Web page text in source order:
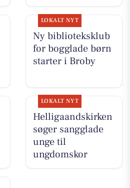
LOKALT NYT
Ny biblioteksklub
for bogglade børn
starter i Broby
LOKALT NYT
Helligaandskirken
søger sangglade
unge til
ungdomskor